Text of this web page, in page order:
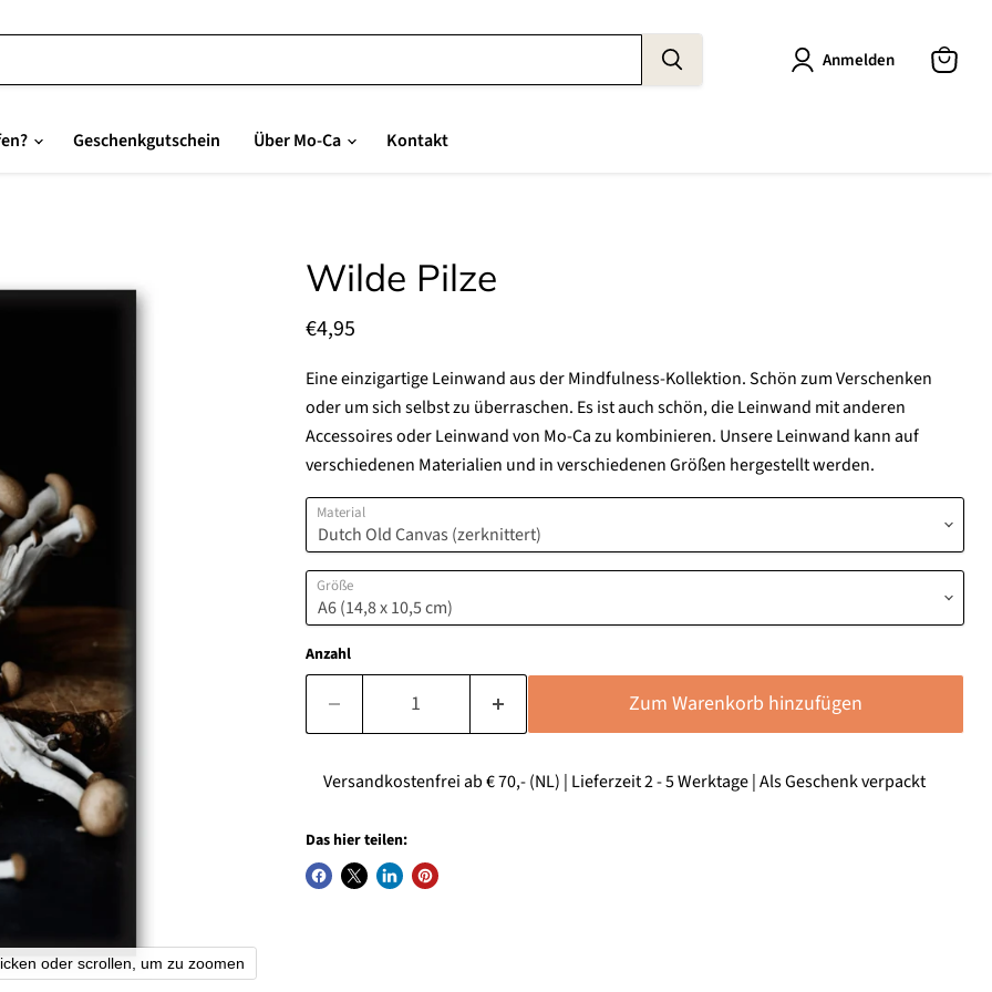
Anmelden
Geschenkgutschein Über Mo-Ca Kontakt
oder scrollen, um zu zoomen
Wilde Pilze
Aktueller Preis
€4,95
Eine einzigartige Leinwand aus der Mindfulness-Kollektion. Schön zum Verschenken
oder um sich selbst zu überraschen. Es ist auch schön, die Leinwand mit anderen
Accessoires oder Leinwand von Mo-Ca zu kombinieren. Unsere Leinwand kann auf
verschiedenen Materialien und in verschiedenen Größen hergestellt werden.
Material
Größe
Anzahl
Zum Warenkorb hinzufügen
Versandkostenfrei ab € 70,- (NL) | Lieferzeit 2 - 5 Werktage | Als Geschenk verpackt
Das hier teilen: